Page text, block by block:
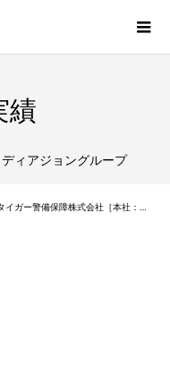
績
ィアジョングループ
イガー警備保障株式会社［本社：大阪府］
